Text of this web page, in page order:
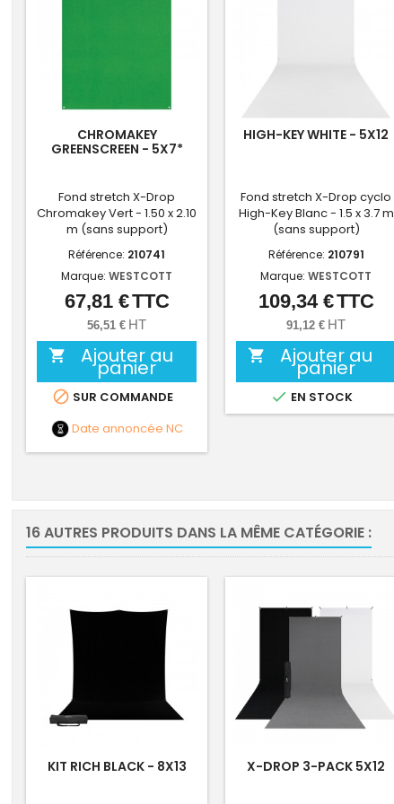
CHROMAKEY
GREENSCREEN - 5X7*
Fond stretch X-Drop
Chromakey Vert - 1.50 x 2.10
m (sans support)
Référence: 210741
Marque: WESTCOTT
Prix
67,81 €TTC
56,51 € HT
 Ajouter au
panier
 SUR COMMANDE
Date annoncée NC
HIGH-KEY WHITE - 5X12
Fond stretch X-Drop cyclo
High-Key Blanc - 1.5 x 3.7 m
(sans support)
Référence: 210791
Marque: WESTCOTT
Prix
109,34 €TTC
91,12 € HT
 Ajouter au
panier
 EN STOCK
16 AUTRES PRODUITS DANS LA MÊME CATÉGORIE :
KIT RICH BLACK - 8X13 X-DROP 3-PACK 5X12